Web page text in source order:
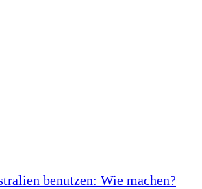
benutzen: Wie machen?